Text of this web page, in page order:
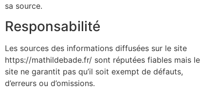
sa source.
Responsabilité
Les sources des informations diffusées sur le site
https://mathildebade.fr/ sont réputées fiables mais le
site ne garantit pas qu’il soit exempt de défauts,
d’erreurs ou d’omissions.